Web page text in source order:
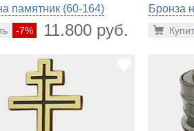
памятник (60-164)
-7% 11.800 руб.
Бронза